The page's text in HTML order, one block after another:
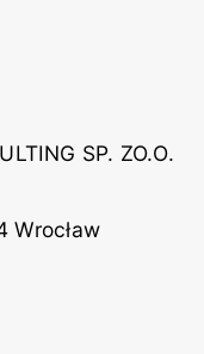
SP. ZO.O.
Wrocław